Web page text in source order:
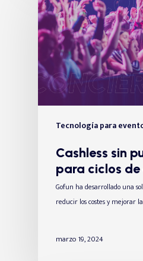
Tecnología para
Cashless sin
para ciclos
Gofun ha desarrollado una
reducir los costes y mejorar
marzo 19, 2024